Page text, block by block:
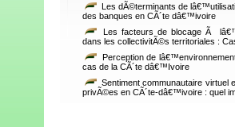
Les dÃ©terminants de
des banques en CÃ´te dâ€™ivoire
Les facteurs de blocage Ã
dans les collectivitÃ©s territoriales :
Perception de
cas de la CÃ´te dâ€™Ivoire
Sentiment communautaire
privÃ©es en CÃ´te-dâ€™ivoire : quel